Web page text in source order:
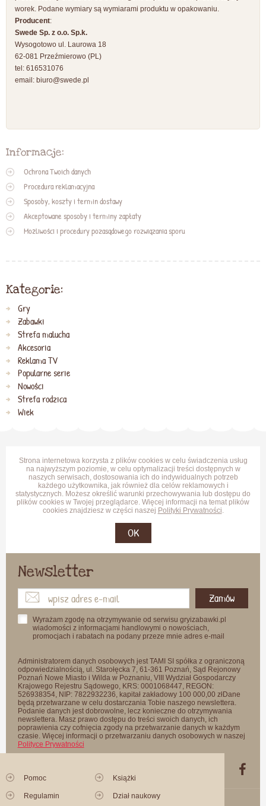
worek. Podane wymiary są wymiarami produktu w opakowaniu.
Producent:
Swede Sp. z o.o. Sp.k.
Wysogotowo ul. Laurowa 18
62-081 Przeźmierowo (PL)
tel: 616531076
email: biuro@swede.pl
Informacje:
Ochrona Twoich danych
Procedura reklamacyjna
Sposoby, koszty i termin dostawy
Akceptowane sposoby i terminy zapłaty
Możliwości i procedury pozasądowego rozwiązania sporu
Kategorie:
Gry
Zabawki
Strefa malucha
Akcesoria
Reklama TV
Popularne serie
Nowości
Strefa rodzica
Wiek
Strona internetowa korzysta z plików cookies w celu świadczenia usług
na najwyższym poziomie, w celu optymalizacji treści dostępnych w
naszych serwisach, dostosowania ich do indywidualnych potrzeb
każdego użytkownika, jak również dla celów reklamowych i
statystycznych. Możesz określić warunki przechowywania lub dostępu do
plików cookies w Twojej przeglądarce. Więcej informacji na temat plików
cookies znajdziesz w części naszej Polityki Prywatności.
OK
Newsletter
Zamów
Wyrażam zgodę na otrzymywanie od serwisu gryizabawki.pl
wiadomości z informacjami handlowymi o nowościach,
promocjach i rabatach na podany przeze mnie adres e-mail
Administratorem danych osobowych jest TAMI SI spółka z ograniczoną
odpowiedzialnością, ul. Starołęcka 7, 61-361 Poznań, Sąd Rejonowy
Poznań Nowe Miasto i Wilda w Poznaniu, VIII Wydział Gospodarczy
Krajowego Rejestru Sądowego, KRS: 0001068447, REGON:
526938354, NIP: 7822932236, kapitał zakładowy 100 000,00 złDane
będą przetwarzane w celu dostarczania Tobie naszego newslettera.
Podanie danych jest dobrowolne, lecz konieczne do otrzymywania
newslettera. Masz prawo dostępu do treści swoich danych, ich
poprawienia czy cofnięcia zgody na przetwarzanie danych w każdym
czasie. Więcej informacji o przetwarzaniu danych osobowych w naszej
Polityce Prywatności
Pomoc
Regulamin
Książki
Dział naukowy